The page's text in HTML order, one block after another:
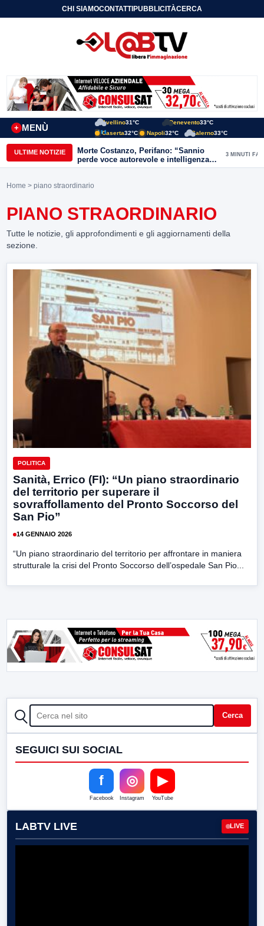
CHI SIAMOCONTATTIPUBBLICITÀCERCA
MENÙ
+
Avellino31°C Benevento33°C
Caserta32°C Napoli32°C Salerno33°C
ULTIME NOTIZIE
Morte Costanzo, Perifano: “Sannio
perde voce autorevole e intelligenza
critica”
3 MINUTI FA
Home > piano straordinario
PIANO STRAORDINARIO
Tutte le notizie, gli approfondimenti e gli aggiornamenti della
sezione.
POLITICA
Sanità, Errico (FI): “Un piano straordinario
del territorio per superare il
sovraffollamento del Pronto Soccorso del
San Pio”
14 GENNAIO 2026
“Un piano straordinario del territorio per affrontare in maniera
strutturale la crisi del Pronto Soccorso dell’ospedale San Pio...
CERCA Cerca
SEGUICI SUI SOCIAL
f
Facebook
◎
Instagram
▶
YouTube
LABTV LIVE LIVE